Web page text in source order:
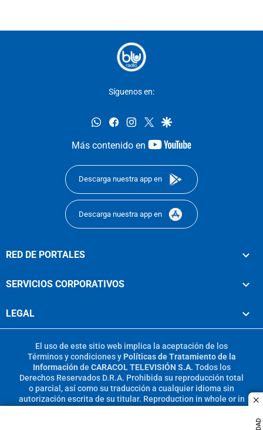
Síguenos en:
whatsappfacebookinstagram
twittergoogle
Más contenido en
youtube-
Descarga nuestra app en
Descarga nuestra app en
RED DE PORTALES
SERVICIOS CORPORATIVOS
LEGAL
El uso de este sitio web implica la aceptación de los
Términos y condicionesy Políticas de Tratamiento de la
Información de CARACOL TELEVISIÓN S.A. Todos los
Derechos Reservados D.R.A. Prohibida su reproducción total
o parcial, así como su traducción a cualquier idioma sin
autorización escrita de su titular. Reproduction in whole or in